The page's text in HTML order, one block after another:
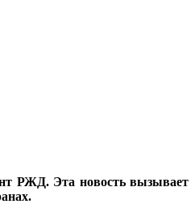
РЖД. Эта новость вызывает